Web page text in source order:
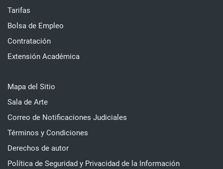
Tarifas
Bolsa de Empleo
Contratación
Extensión Académica
Mapa del Sitio
Sala de Arte
Correo de Notificaciones Judiciales
Términos y Condiciones
Derechos de autor
Política de Seguridad y Privacidad de la Información